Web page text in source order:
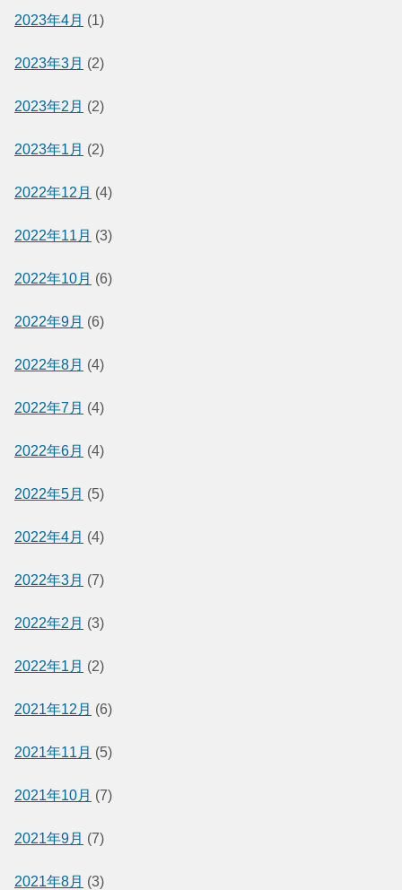
2023年4月 (1)
2023年3月 (2)
2023年2月 (2)
2023年1月 (2)
2022年12月 (4)
2022年11月 (3)
2022年10月 (6)
2022年9月 (6)
2022年8月 (4)
2022年7月 (4)
2022年6月 (4)
2022年5月 (5)
2022年4月 (4)
2022年3月 (7)
2022年2月 (3)
2022年1月 (2)
2021年12月 (6)
2021年11月 (5)
2021年10月 (7)
2021年9月 (7)
2021年8月 (3)